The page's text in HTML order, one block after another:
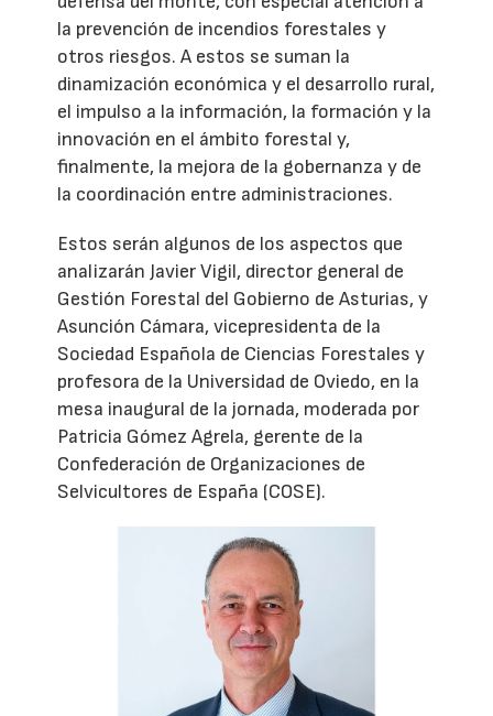
la prevención de incendios forestales y
otros riesgos. A estos se suman la
dinamización económica y el desarrollo rural,
el impulso a la información, la formación y la
innovación en el ámbito forestal y,
finalmente, la mejora de la gobernanza y de
la coordinación entre administraciones.
Estos serán algunos de los aspectos que
analizarán Javier Vigil, director general de
Gestión Forestal del Gobierno de Asturias, y
Asunción Cámara, vicepresidenta de la
Sociedad Española de Ciencias Forestales y
profesora de la Universidad de Oviedo, en la
mesa inaugural de la jornada, moderada por
Patricia Gómez Agrela, gerente de la
Confederación de Organizaciones de
Selvicultores de España (COSE).